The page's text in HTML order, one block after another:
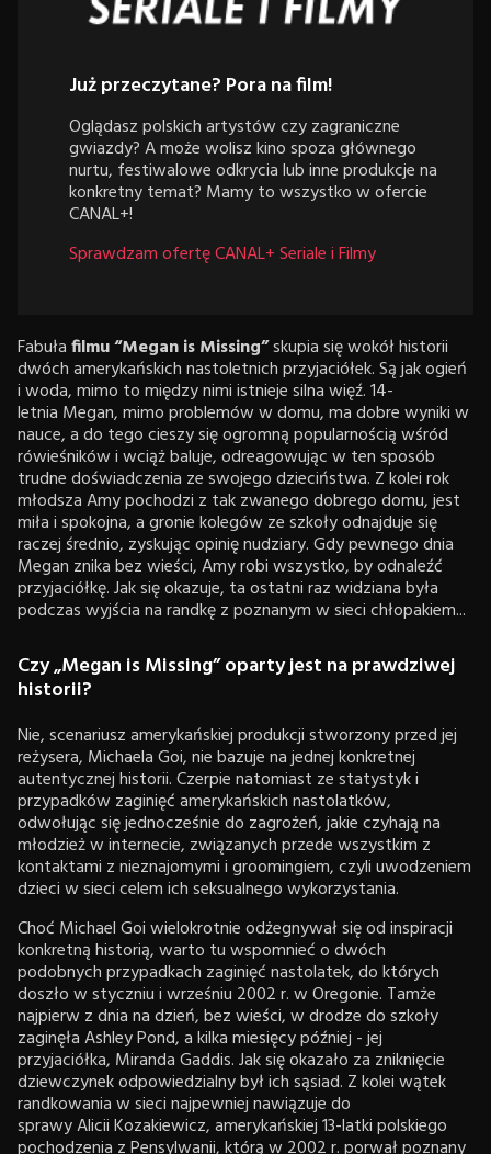
Już przeczytane? Pora na film!
Oglądasz polskich artystów czy zagraniczne
gwiazdy? A może wolisz kino spoza głównego
nurtu, festiwalowe odkrycia lub inne produkcje na
konkretny temat? Mamy to wszystko w ofercie
CANAL+!
Sprawdzam ofertę CANAL+ Seriale i Filmy
Fabułafilmu “Megan is Missing”skupia się wokół historii
dwóch amerykańskich nastoletnich przyjaciółek. Są jak ogień
i woda, mimo to między nimi istnieje silna więź. 14-
letnia Megan, mimo problemów w domu, ma dobre wyniki w
nauce, a do tego cieszy się ogromną popularnością wśród
rówieśników i wciąż baluje, odreagowując w ten sposób
trudne doświadczenia ze swojego dzieciństwa. Z kolei rok
młodsza Amy pochodzi z tak zwanego dobrego domu, jest
miła i spokojna, a gronie kolegów ze szkoły odnajduje się
raczej średnio, zyskując opinię nudziary. Gdy pewnego dnia
Megan znika bez wieści, Amy robi wszystko, by odnaleźć
przyjaciółkę. Jak się okazuje, ta ostatni raz widziana była
podczas wyjścia na randkę z poznanym w sieci chłopakiem...
Czy „Megan is Missing” oparty jest na prawdziwej
historii?
Nie, scenariusz amerykańskiej produkcji stworzony przed jej
reżysera, Michaela Goi, nie bazuje na jednej konkretnej
autentycznej historii. Czerpie natomiast ze statystyk i
przypadków zaginięć amerykańskich nastolatków,
odwołując się jednocześnie do zagrożeń, jakie czyhają na
młodzież w internecie, związanych przede wszystkim z
kontaktami z nieznajomymi i groomingiem, czyli uwodzeniem
dzieci w sieci celem ich seksualnego wykorzystania.
Choć Michael Goi wielokrotnie odżegnywał się od inspiracji
konkretną historią, warto tu wspomnieć o dwóch
podobnych przypadkach zaginięć nastolatek, do których
doszło w styczniu i wrześniu 2002 r. w Oregonie. Tamże
najpierw z dnia na dzień, bez wieści, w drodze do szkoły
zaginęła Ashley Pond, a kilka miesięcy później - jej
przyjaciółka, Miranda Gaddis. Jak się okazało za zniknięcie
dziewczynek odpowiedzialny był ich sąsiad. Z kolei wątek
randkowania w sieci najpewniej nawiązuje do
sprawy Alicii Kozakiewicz, amerykańskiej 13-latki polskiego